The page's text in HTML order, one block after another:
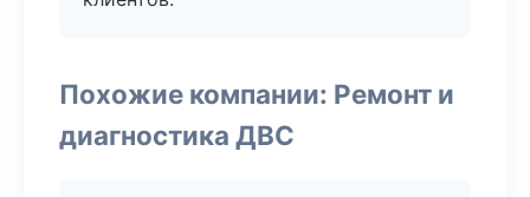
Похожие компании: Ремонт и
диагностика ДВС